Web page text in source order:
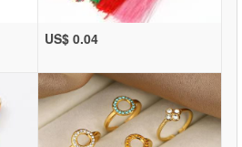
US$ 0.04